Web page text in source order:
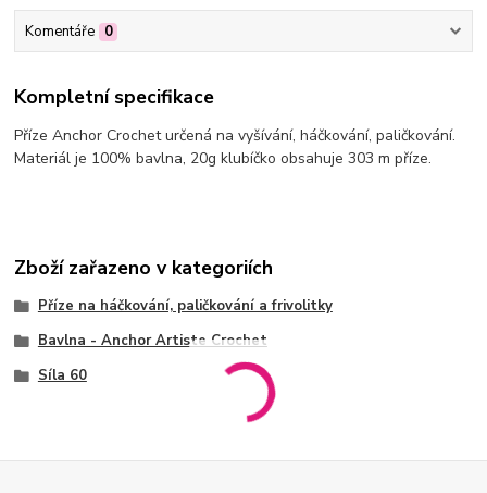
Komentáře 0
Kompletní specifikace
Příze Anchor Crochet určená na vyšívání, háčkování, paličkování.
Materiál je 100% bavlna, 20g klubíčko obsahuje 303 m příze.
Zboží zařazeno v kategoriích
Příze na háčkování, paličkování a frivolitky
Bavlna - Anchor Artiste Crochet
Síla 60